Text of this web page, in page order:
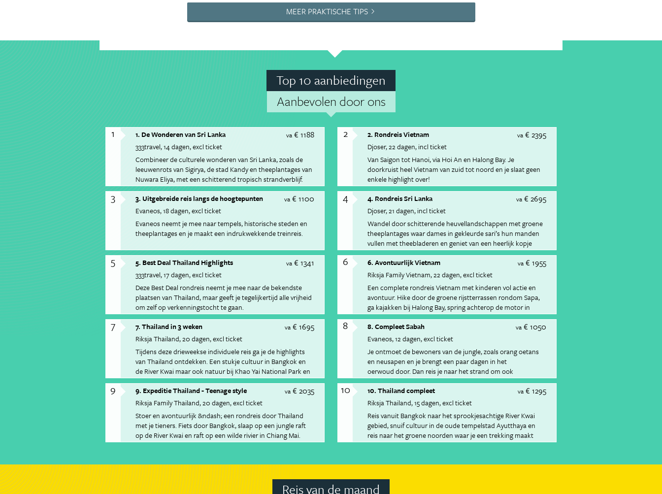
MEER PRAKTISCHE TIPS
Top 10 aanbiedingen
Aanbevolen door ons
1 va€ 1188
1. De Wonderen van Sri Lanka
333travel 14 dagen excl ticket
Combineer de culturele wonderen van Sri Lanka, zoals de
leeuwenrots van Sigirya, de stad Kandy en theeplantages van
Nuwara Eliya, met een schitterend tropisch strandverblijf.
2 va € 2395
2. Rondreis Vietnam
Djoser 22 dagen incl ticket
Van Saigon tot Hanoi, via Hoi An en Halong Bay. Je
doorkruist heel Vietnam van zuid tot noord en je slaat geen
enkele highlight over!
3 va€ 1100
3. Uitgebreide reis langs de hoogtepunten
Evaneos 18 dagen excl ticket
Evaneos neemt je mee naar tempels, historische steden en
theeplantages en je maakt een indrukwekkende treinreis.
4 va € 2695
4. Rondreis Sri Lanka
Djoser 21 dagen incl ticket
Wandel door schitterende heuvellandschappen met groene
theeplantages waar dames in gekleurde sari’s hun manden
vullen met theebladeren en geniet van een heerlijk kopje
verse Ceylonthee.
5 va€ 1341
5. Best Deal Thailand Highlights
333travel 17 dagen excl ticket
Deze Best Deal rondreis neemt je mee naar de bekendste
plaatsen van Thailand, maar geeft je tegelijkertijd alle vrijheid
om zelf op verkenningstocht te gaan.
6 va € 1955
6. Avontuurlijk Vietnam
Riksja Family Vietnam 22 dagen excl ticket
Een complete rondreis Vietnam met kinderen vol actie en
avontuur. Hike door de groene rijstterrassen rondom Sapa,
ga kajakken bij Halong Bay, spring achterop de motor in
Hu&eacute; en verken de omgeving van Hoi An per fiets.
Word zeiknat in Dalat tijdens een canyoning tocht en sluit je
reis af met surfen en chillen op het strand van Mui Ne.
7 va€ 1695
7. Thailand in 3 weken
Riksja Thailand 20 dagen excl ticket
Tijdens deze drieweekse individuele reis ga je de highlights
van Thailand ontdekken. Een stukje cultuur in Bangkok en
de River Kwai maar ook natuur bij Khao Yai National Park en
Chiang Mai.
8 va € 1050
8. Compleet Sabah
Evaneos 12 dagen excl ticket
Je ontmoet de bewoners van de jungle, zoals orang oetans
en neusapen en je brengt een paar dagen in het
oerwoud door. Dan reis je naar het strand om ook
de onderwaterwereld te ontdekken.
9 va€ 2035
9. Expeditie Thailand - Teenage style
Riksja Family Thailand 20 dagen excl ticket
Stoer en avontuurlijk &ndash; een rondreis door Thailand
met je tieners. Fiets door Bangkok, slaap op een jungle raft
op de River Kwai en raft op een wilde rivier in Chiang Mai.
10 va € 1295
10. Thailand compleet
Riksja Thailand 15 dagen excl ticket
Reis vanuit Bangkok naar het sprookjesachtige River Kwai
gebied, snuif cultuur in de oude tempelstad Ayutthaya en
reis naar het groene noorden waar je een trekking maakt
door de bergen bij Pai.
Reis van de maand